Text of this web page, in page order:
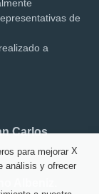
de
a
Carlos
Albeniz.
X
para mejorar
análisis y ofrecer